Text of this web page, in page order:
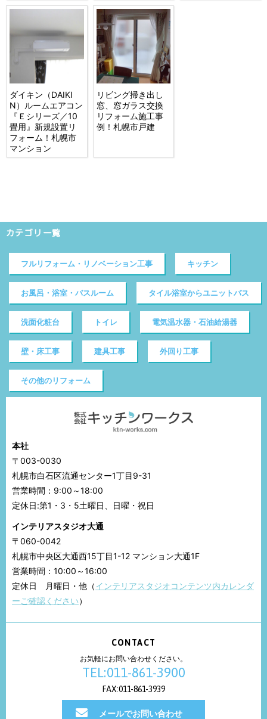
ダイキン（DAIKI
N）ルームエアコン
『Ｅシリーズ／10
畳用』新規設置リ
フォーム！札幌市
マンション
リビング掃き出し
窓、窓ガラス交換
リフォーム施工事
例！札幌市戸建
カテゴリ一覧
フルリフォーム・リノベーション工事 キッチン
お風呂・浴室・バスルーム タイル浴室からユニットバス
洗面化粧台 トイレ 電気温水器・石油給湯器
壁・床工事 建具工事 外回り工事
その他のリフォーム
本社
〒003-0030
札幌市白石区流通センター1丁目9-31
営業時間：9:00～18:00
定休日:第1・3・5土曜日、日曜・祝日
インテリアスタジオ大通
〒060-0042
札幌市中央区大通西15丁目1-12 マンション大通1F
営業時間：10:00～16:00
定休日 月曜日・他（インテリアスタジオコンテンツ内カレンダ
ーご確認ください）
CONTACT
お気軽にお問い合わせください。
TEL:011-861-3900
FAX:011-861-3939
メールでお問い合わせ